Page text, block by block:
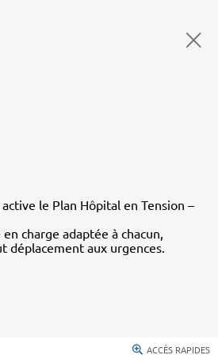
le Plan Hôpital en Tension –
charge adaptée à chacun,
déplacement aux urgences.
ACCÈS RAPIDES